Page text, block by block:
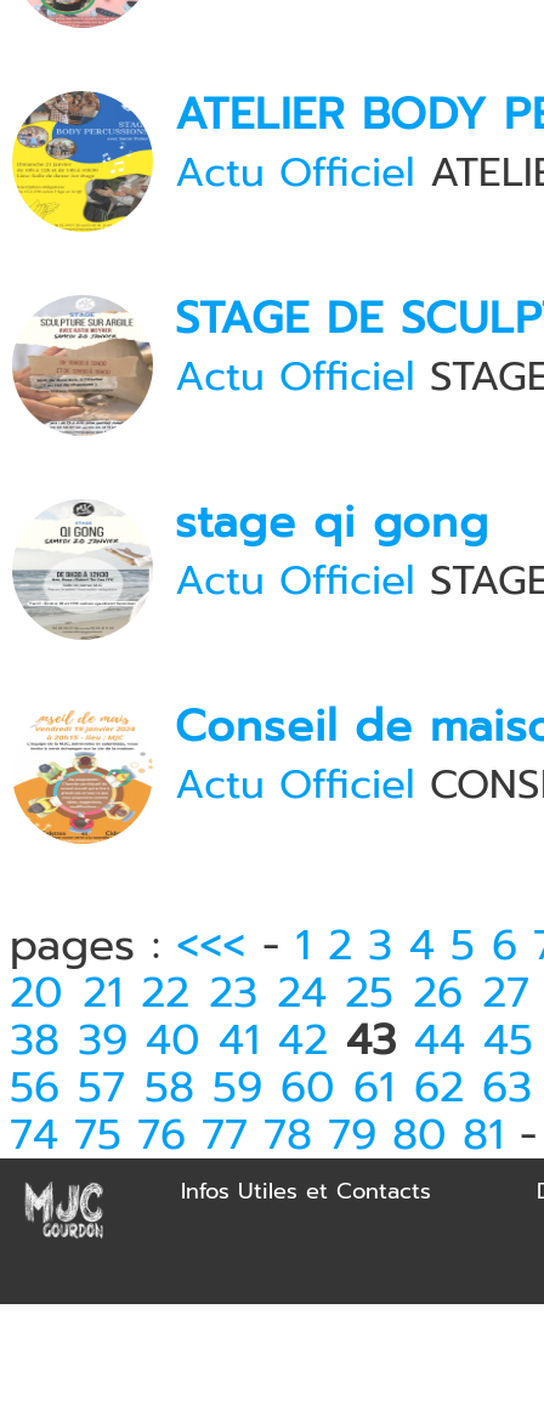
ATELIER BODY
Actu Officiel
STAGE DE
Actu Officiel
stage qi gong
Actu Officiel
Conseil de
Actu Officiel
pages : <<< - 1 2 3 4 5 6
20 21 22 23 24 25 26 27
38 39 40 41 42 43 44 45
56 57 58 59 60 61 62 63
74 75 76 77 78 79 80 81
Infos Utiles et Contacts